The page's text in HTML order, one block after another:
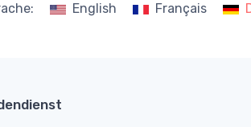
English Français